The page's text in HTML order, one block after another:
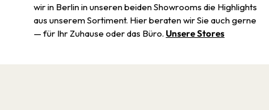
wir in Berlin in unseren beiden Showrooms die Highlights
aus unserem Sortiment. Hier beraten wir Sie auch gerne
— für Ihr Zuhause oder das Büro. Unsere Stores